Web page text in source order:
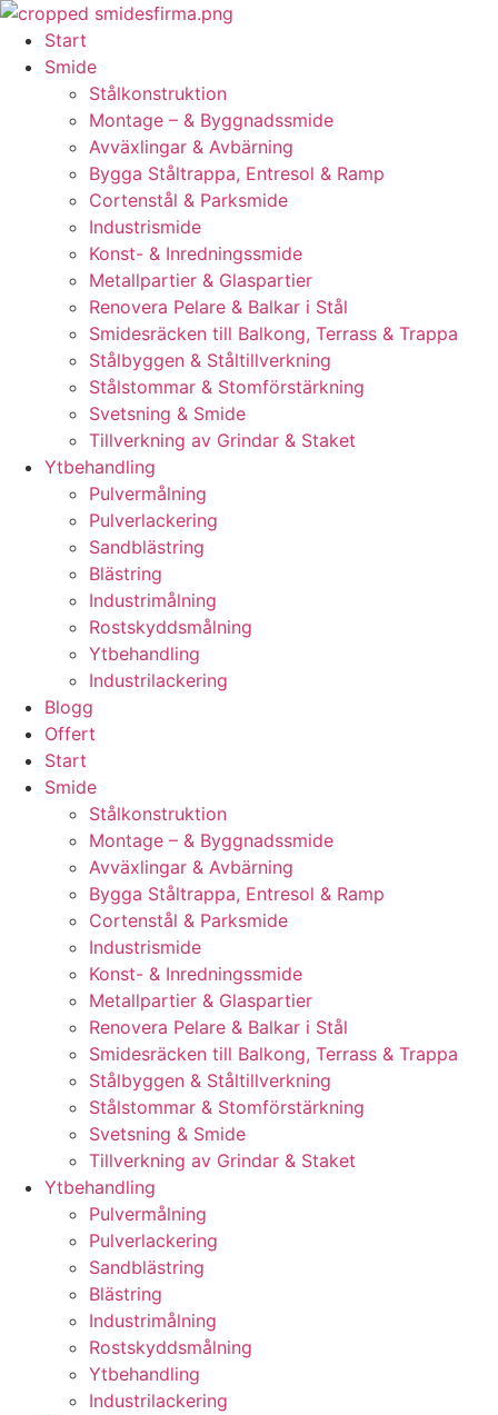
Skip
content
Start
Smide
Stålkonstruktion
Montage – & Byggnadssmide
Avväxlingar & Avbärning
Bygga Ståltrappa, Entresol & Ramp
Cortenstål & Parksmide
Industrismide
Konst- & Inredningssmide
Metallpartier & Glaspartier
Renovera Pelare & Balkar i Stål
Smidesräcken till Balkong, Terrass & Trappa
Stålbyggen & Ståltillverkning
Stålstommar & Stomförstärkning
Svetsning & Smide
Tillverkning av Grindar & Staket
Ytbehandling
Pulvermålning
Pulverlackering
Sandblästring
Blästring
Industrimålning
Rostskyddsmålning
Ytbehandling
Industrilackering
Blogg
Offert
Start
Smide
Stålkonstruktion
Montage – & Byggnadssmide
Avväxlingar & Avbärning
Bygga Ståltrappa, Entresol & Ramp
Cortenstål & Parksmide
Industrismide
Konst- & Inredningssmide
Metallpartier & Glaspartier
Renovera Pelare & Balkar i Stål
Smidesräcken till Balkong, Terrass & Trappa
Stålbyggen & Ståltillverkning
Stålstommar & Stomförstärkning
Svetsning & Smide
Tillverkning av Grindar & Staket
Ytbehandling
Pulvermålning
Pulverlackering
Sandblästring
Blästring
Industrimålning
Rostskyddsmålning
Ytbehandling
Industrilackering